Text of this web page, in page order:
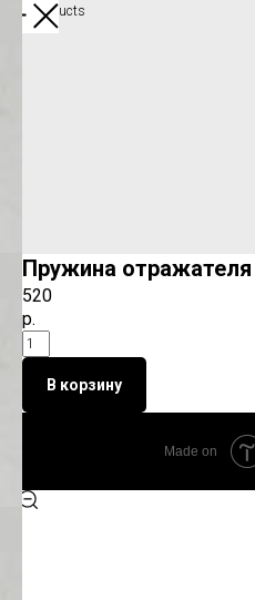
More products
Пружина
520
р.
В корзину
Made on